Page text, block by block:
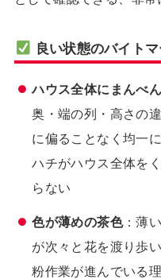
良い状態のバイト
ハウス全体にまんべ
奥・端の列・高さの
に偏ることなく均一
ハチがハウス全体を
らない
色が薄めの茶色 ：薄
が次々と花を渡り歩
粉作業が進んでいる